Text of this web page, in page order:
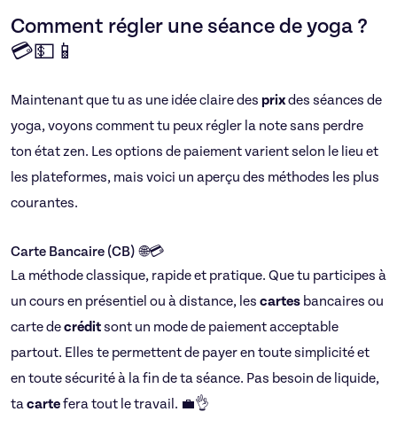
Comment régler une séance de yoga ?
💳💵📱
Maintenant que tu as une idée claire des prixdes séances de
yoga, voyons comment tu peux régler la note sans perdre
ton état zen. Les options de paiement varient selon le lieu et
les plateformes, mais voici un aperçu des méthodes les plus
courantes.
Carte Bancaire (CB) 🌐💳
La méthode classique, rapide et pratique. Que tu participes à
un cours en présentiel ou à distance, les cartes bancaires ou
carte decréditsont un mode de paiement acceptable
partout. Elles te permettent de payer en toute simplicité et
en toute sécurité à la fin de ta séance. Pas besoin de liquide,
tacartefera tout le travail. 💼👌